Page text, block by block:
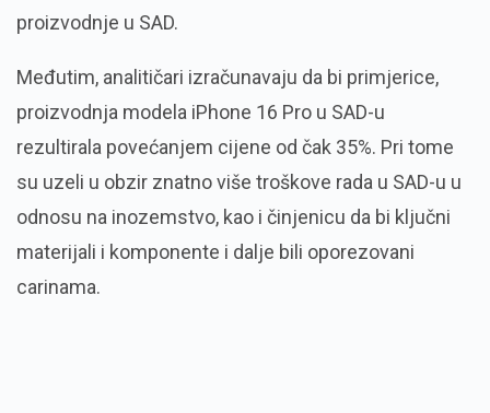
proizvodnje u SAD.
Međutim, analitičari izračunavaju da bi primjerice,
proizvodnja modela iPhone 16 Pro u SAD-u
rezultirala povećanjem cijene od čak 35%. Pri tome
su uzeli u obzir znatno više troškove rada u SAD-u u
odnosu na inozemstvo, kao i činjenicu da bi ključni
materijali i komponente i dalje bili oporezovani
carinama.